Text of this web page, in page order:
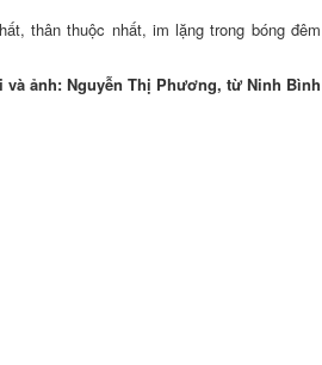
thân thuộc nhất, im lặng trong bóng đêm
và ảnh: Nguyễn Thị Phương, từ Ninh Bình